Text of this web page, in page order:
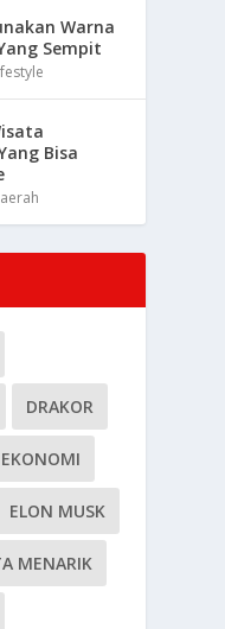
Warna
Sempit
Bisa
DRAKOR
EKONOMI
ELON MUSK
MENARIK